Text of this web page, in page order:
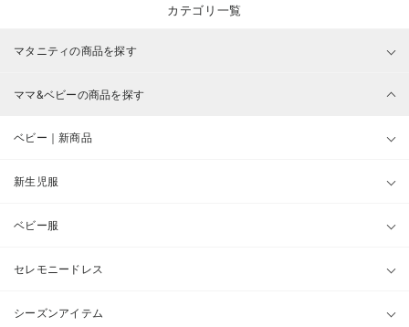
カテゴリ一覧
マタニティの商品を探す
ママ&ベビーの商品を探す
ベビー｜新商品
新生児服
ベビー服
セレモニードレス
シーズンアイテム